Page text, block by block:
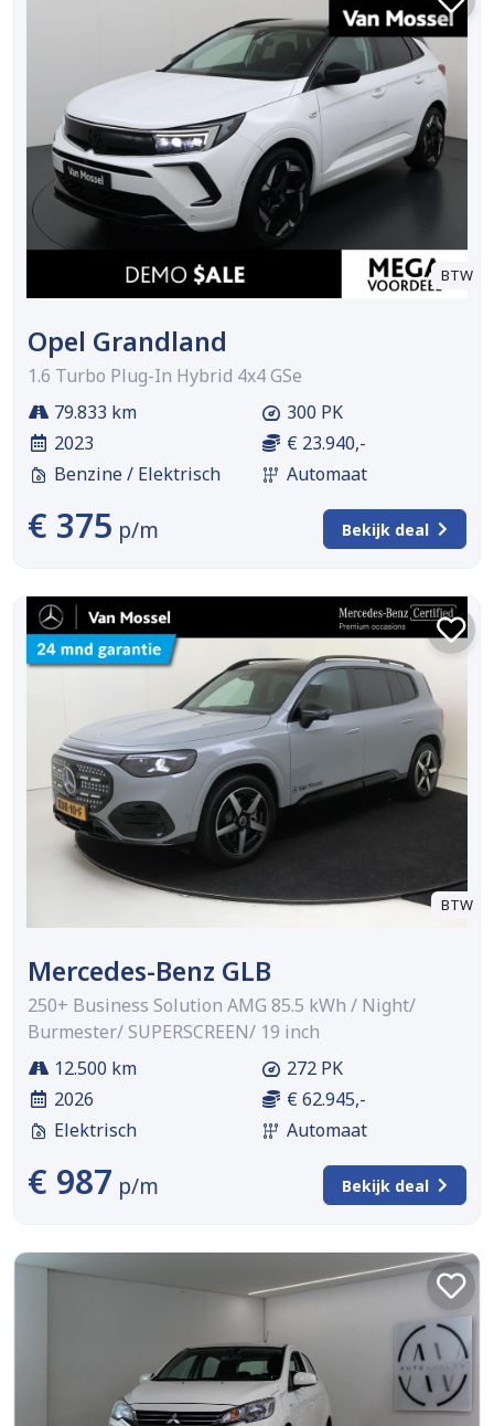
BTW
Opel Grandland
1.6 Turbo Plug-In Hybrid 4x4 GSe
79.833 km
2023
Benzine / Elektrisch
300 PK
€ 23.940,-
Automaat
€ 375 p/m Bekijk deal
BTW
Mercedes-Benz GLB
250+ Business Solution AMG 85.5 kWh / Night/
Burmester/ SUPERSCREEN/ 19 inch
12.500 km
2026
Elektrisch
272 PK
€ 62.945,-
Automaat
€ 987 p/m Bekijk deal